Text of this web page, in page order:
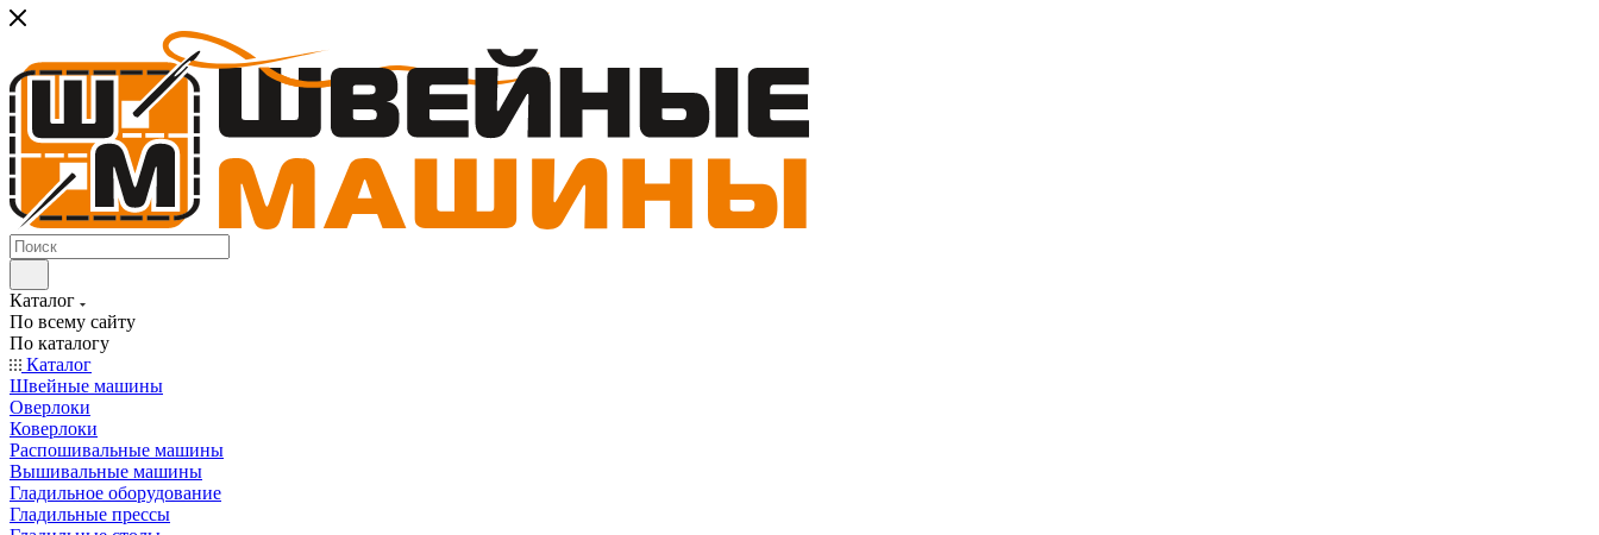
Каталог
По всему сайту
По каталогу
Каталог
Швейные машины
Оверлоки
Коверлоки
Распошивальные машины
Вышивальные машины
Гладильное оборудование
Гладильные прессы